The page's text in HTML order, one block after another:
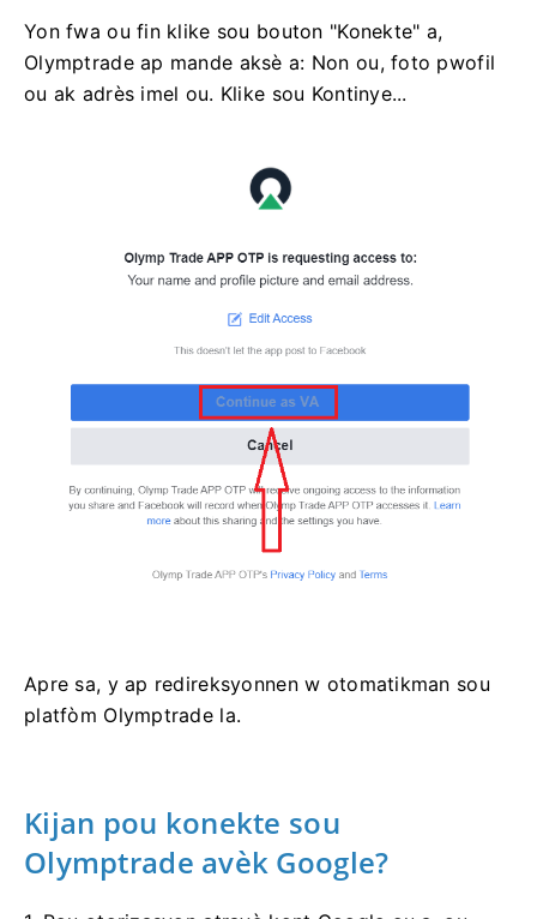
Yon fwa ou fin klike sou bouton "Konekte" a,
Olymptrade ap mande aksè a: Non ou, foto pwofil
ou ak adrès imel ou. Klike sou Kontinye...
Apre sa, y ap redireksyonnen w otomatikman sou
platfòm Olymptrade la.
Kijan pou konekte sou
Olymptrade avèk Google?